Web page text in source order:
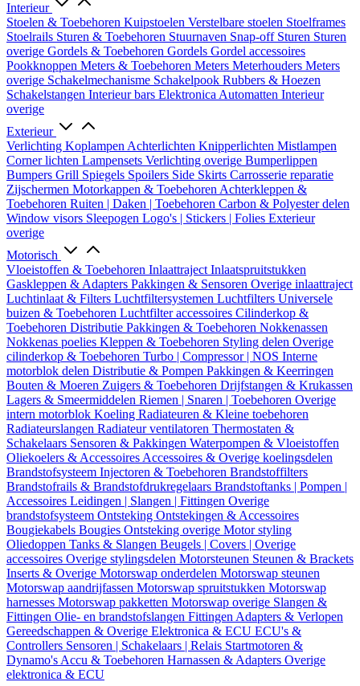
Interieur
Stoelen & Toebehoren Kuipstoelen Verstelbare stoelen Stoelframes
Stoelrails Sturen & Toebehoren Stuurnaven Snap-off Sturen Sturen
overige Gordels & Toebehoren Gordels Gordel accessoires
Pookknoppen Meters & Toebehoren Meters Meterhouders Meters
overige Schakelmechanisme Schakelpook Rubbers & Hoezen
Schakelstangen Interieur bars Elektronica Automatten Interieur
overige
Exterieur
Verlichting Koplampen Achterlichten Knipperlichten Mistlampen
Corner lichten Lampensets Verlichting overige Bumperlippen
Bumpers Grill Spiegels Spoilers Side Skirts Carrosserie reparatie
Zijschermen Motorkappen & Toebehoren Achterkleppen &
Toebehoren Ruiten | Daken | Toebehoren Carbon & Polyester delen
Window visors Sleepogen Logo's | Stickers | Folies Exterieur
overige
Motorisch
Vloeistoffen & Toebehoren Inlaattraject Inlaatspruitstukken
Gaskleppen & Adapters Pakkingen & Sensoren Overige inlaattraject
Luchtinlaat & Filters Luchtfiltersystemen Luchtfilters Universele
buizen & Toebehoren Luchtfilter accessoires Cilinderkop &
Toebehoren Distributie Pakkingen & Toebehoren Nokkenassen
Nokkenas poelies Kleppen & Toebehoren Styling delen Overige
cilinderkop & Toebehoren Turbo | Compressor | NOS Interne
motorblok delen Distributie & Pompen Pakkingen & Keerringen
Bouten & Moeren Zuigers & Toebehoren Drijfstangen & Krukassen
Lagers & Smeermiddelen Riemen | Snaren | Toebehoren Overige
intern motorblok Koeling Radiateuren & Kleine toebehoren
Radiateurslangen Radiateur ventilatoren Thermostaten &
Schakelaars Sensoren & Pakkingen Waterpompen & Vloeistoffen
Oliekoelers & Accessoires Accessoires & Overige koelingsdelen
Brandstofsysteem Injectoren & Toebehoren Brandstoffilters
Brandstofrails & Brandstofdrukregelaars Brandstoftanks | Pompen |
Accessoires Leidingen | Slangen | Fittingen Overige
brandstofsysteem Ontsteking Ontstekingen & Accessoires
Bougiekabels Bougies Ontsteking overige Motor styling
Oliedoppen Tanks & Slangen Beugels | Covers | Overige
accessoires Overige stylingsdelen Motorsteunen Steunen & Brackets
Inserts & Overige Motorswap onderdelen Motorswap steunen
Motorswap aandrijfassen Motorswap spruitstukken Motorswap
harnesses Motorswap pakketten Motorswap overige Slangen &
Fittingen Olie- en brandstofslangen Fittingen Adapters & Verlopen
Gereedschappen & Overige Elektronica & ECU ECU's &
Controllers Sensoren | Schakelaars | Relais Startmotoren &
Dynamo's Accu & Toebehoren Harnassen & Adapters Overige
elektronica & ECU